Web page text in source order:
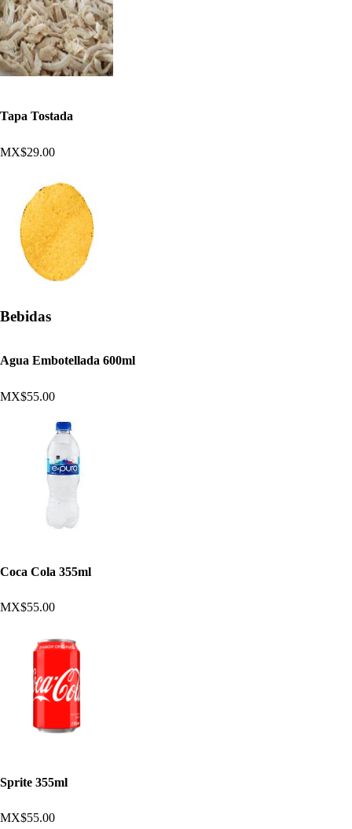
Tapa Tostada
MX$29.00
Bebidas
Agua Embotellada 600ml
MX$55.00
Coca Cola 355ml
MX$55.00
Sprite 355ml
MX$55.00